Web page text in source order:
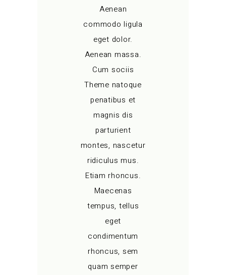
Aenean
commodo ligula
eget dolor.
Aenean massa.
Cum sociis
Theme natoque
penatibus et
magnis dis
parturient
montes, nascetur
ridiculus mus.
Etiam rhoncus.
Maecenas
tempus, tellus
eget
condimentum
rhoncus, sem
quam semper